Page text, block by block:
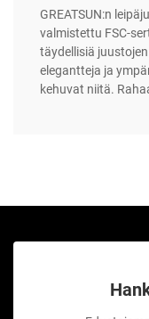
GREATSUN:n
valmistettu FSC-
täydellisiä
elegantteja ja
kehuvat niitä.